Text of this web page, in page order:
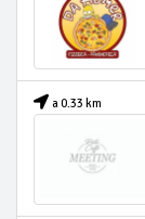
a 0.33 km